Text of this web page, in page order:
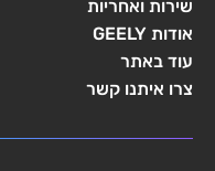
שירות ואחריות
אודות GEELY
עוד באתר
צרו איתנו קשר